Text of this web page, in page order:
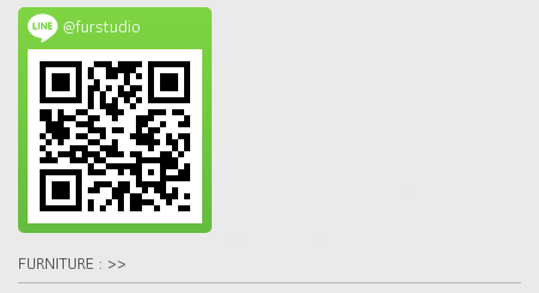
@furstudio
FURNITURE : >>